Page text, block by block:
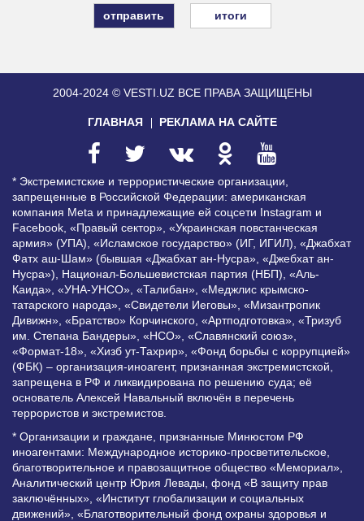
итоги
2004-2024 © VESTI.UZ ВСЕ ПРАВА ЗАЩИЩЕНЫ
ГЛАВНАЯ РЕКЛАМА НА САЙТЕ
* Экстремистские и террористические организации,
запрещенные в Российской Федерации: американская
компания Meta и принадлежащие ей соцсети Instagram и
Facebook, «Правый сектор», «Украинская повстанческая
армия» (УПА), «Исламское государство» (ИГ, ИГИЛ), «Джабхат
Фатх аш-Шам» (бывшая «Джабхат ан-Нусра», «Джебхат ан-
Нусра»), Национал-Большевистская партия (НБП), «Аль-
Каида», «УНА-УНСО», «Талибан», «Меджлис крымско-
татарского народа», «Свидетели Иеговы», «Мизантропик
Дивижн», «Братство» Корчинского, «Артподготовка», «Тризуб
им. Степана Бандеры», «НСО», «Славянский союз»,
«Формат-18», «Хизб ут-Тахрир», «Фонд борьбы с коррупцией»
(ФБК) – организация-иноагент, признанная экстремистской,
запрещена в РФ и ликвидирована по решению суда; её
основатель Алексей Навальный включён в перечень
террористов и экстремистов.
* Организации и граждане, признанные Минюстом РФ
иноагентами: Международное историко-просветительское,
благотворительное и правозащитное общество «Мемориал»,
Аналитический центр Юрия Левады, фонд «В защиту прав
заключённых», «Институт глобализации и социальных
движений», «Благотворительный фонд охраны здоровья и